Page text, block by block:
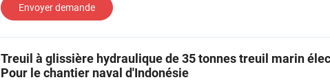
Envoyer demande
Treuil à glissière hydraulique de 35 tonnes treuil marin
Pour le chantier naval d'Indonésie